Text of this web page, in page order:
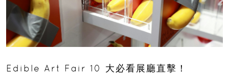
Edible Art Fair 10 大必看展廳直擊！